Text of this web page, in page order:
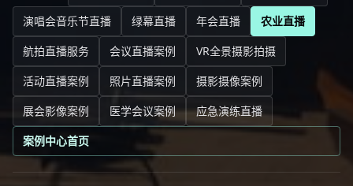
演唱会音乐节直播
绿幕直播 年会直播
农业直播
航拍直播服务
会议直播案例
VR全景摄影拍摄
活动直播案例
照片直播案例
摄影摄像案例
展会影像案例
医学会议案例
应急演练直播
案例中心首页